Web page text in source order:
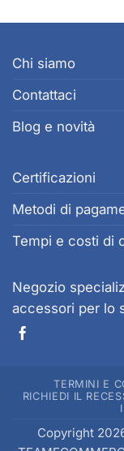
Chi siamo
Contattaci
Blog e novità
Certificazioni
Metodi di
Tempi e costi di
Negozio
accessori per lo
TERMINI E
RICHIEDI IL
Copyright